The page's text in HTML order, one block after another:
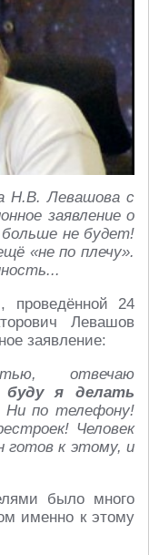
Н.В. Левашова с
заявление о
не будет!
«не по плечу».
проведённой 24
Левашов
заявление:
отвечаю
буду я делать
Ни по телефону!
Человек
готов к этому, и
было много
именно к этому